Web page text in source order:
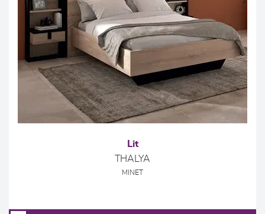
Lit
THALYA
MINET